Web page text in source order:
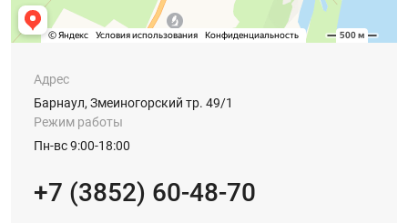
Адрес
Барнаул, Змеиногорский тр. 49/1
Режим работы
Пн-вс 9:00-18:00
+7 (3852) 60-48-70